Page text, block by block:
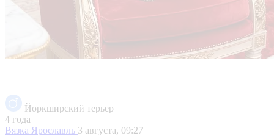
Йоркширский терьер
4 года
Вязка Ярославль 3 августа, 09:27